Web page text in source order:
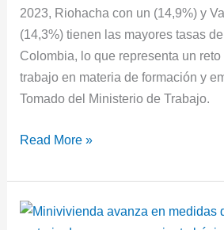
2023, Riohacha con un (14,9%) y
(14,3%) tienen las mayores tasas
Colombia, lo que representa un
trabajo en materia de formación y
Tomado del Ministerio de Trabajo.
Read More »
Minivivienda